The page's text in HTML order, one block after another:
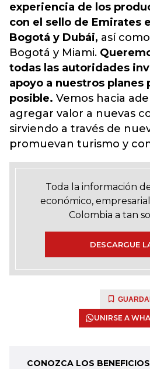
experiencia de los
con el sello de Emirates
Bogotá y Dubái, así
Bogotá y Miami.
todas las autoridades
apoyo a nuestros planes
posible. Vemos hacia
agregar valor a nuevas
sirviendo a través de
promuevan turismo y
Toda la información
económico,
Colombia a tan
DESCARGUE
UNIRSE A
CONOZCA LOS